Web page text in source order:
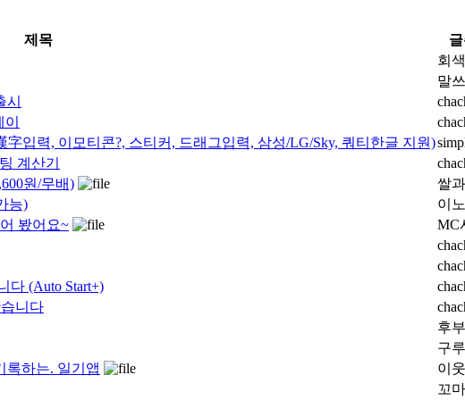
제목 글
회색
말쓰
입력, 이모티콘?, 스티커, 드래그입력, 삼성/LG/Sky, 쿼티한글 지원)
계산기
원/무배) 쌀
능) 이
봤어요~ MC
다 (Auto Start+)
니다
후
구
록하는. 일기앱 이
꼬